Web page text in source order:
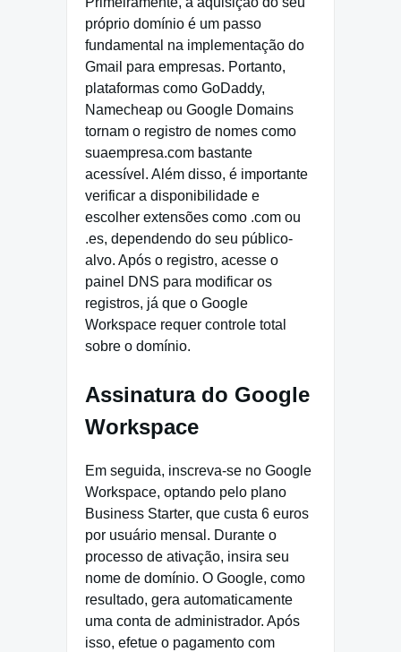
próprio domínio é um passo
fundamental na implementação do
Gmail para empresas. Portanto,
plataformas como GoDaddy,
Namecheap ou Google Domains
tornam o registro de nomes como
suaempresa.com bastante
acessível. Além disso, é importante
verificar a disponibilidade e
escolher extensões como .com ou
.es, dependendo do seu público-
alvo. Após o registro, acesse o
painel DNS para modificar os
registros, já que o Google
Workspace requer controle total
sobre o domínio.
Assinatura do Google
Workspace
Em seguida, inscreva-se no Google
Workspace, optando pelo plano
Business Starter, que custa 6 euros
por usuário mensal. Durante o
processo de ativação, insira seu
nome de domínio. O Google, como
resultado, gera automaticamente
uma conta de administrador. Após
isso, efetue o pagamento com